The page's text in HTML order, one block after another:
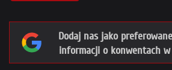
Dodaj nas jako
informacji o konwentach w